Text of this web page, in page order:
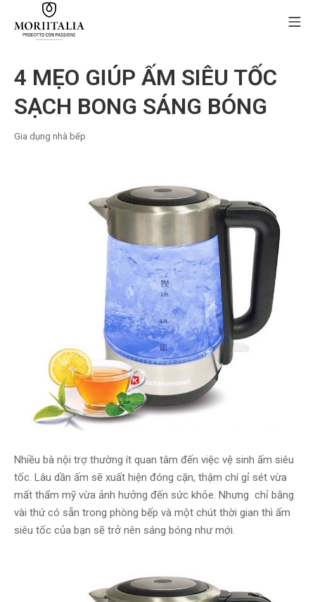
4 MẸO GIÚP ẤM SIÊU TỐC
SẠCH BONG SÁNG BÓNG
Gia dụng nhà bếp
Nhiều bà nội trợ thường ít quan tâm đến việc vệ sinh ấm siêu
tốc. Lâu dần ấm sẽ xuất hiện đóng cặn, thậm chí gỉ sét vừa
mất thẩm mỹ vừa ảnh hưởng đến sức khỏe. Nhưng chỉ bằng
vài thứ có sẵn trong phòng bếp và một chút thời gian thì ấm
siêu tốc của bạn sẽ trở nên sáng bóng như mới.